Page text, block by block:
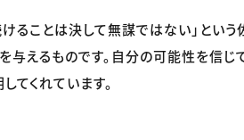
ることは決して無謀ではない」とい
与えるものです。自分の可能性を信
てくれています。